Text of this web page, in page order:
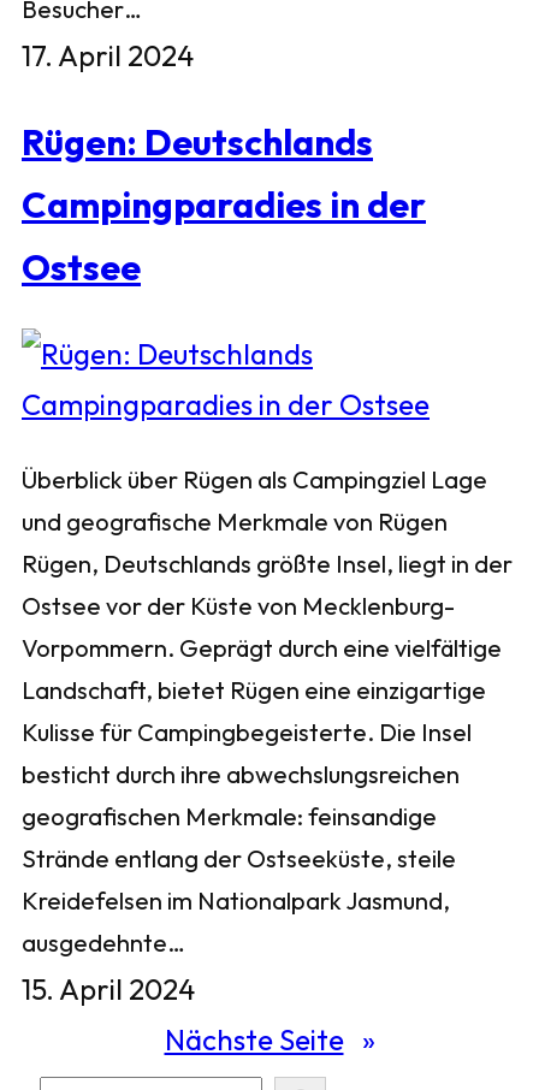
Besucher…
17. April 2024
Rügen: Deutschlands
Campingparadies in der
Ostsee
Überblick über Rügen als Campingziel Lage
und geografische Merkmale von Rügen
Rügen, Deutschlands größte Insel, liegt in der
Ostsee vor der Küste von Mecklenburg-
Vorpommern. Geprägt durch eine vielfältige
Landschaft, bietet Rügen eine einzigartige
Kulisse für Campingbegeisterte. Die Insel
besticht durch ihre abwechslungsreichen
geografischen Merkmale: feinsandige
Strände entlang der Ostseeküste, steile
Kreidefelsen im Nationalpark Jasmund,
ausgedehnte…
15. April 2024
Nächste Seite »